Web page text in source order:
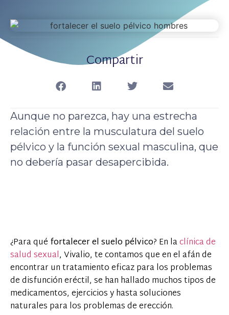
Compartir
Aunque no parezca, hay una estrecha
relación entre la musculatura del suelo
pélvico y la función sexual masculina, que
no debería pasar desapercibida.
¿Para qué fortalecer el suelo pélvico? En laclínica de
salud sexual, Vivalio, te contamos que en el afán de
encontrar un tratamiento eficaz para los problemas
de disfunción eréctil, se han hallado muchos tipos de
medicamentos, ejercicios y hasta soluciones
naturales para los problemas de erección.